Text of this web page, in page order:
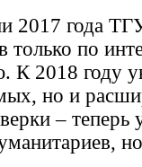
2017 года
только по
К 2018 году
но и
– теперь